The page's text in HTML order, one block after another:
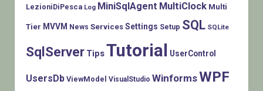
LezioniDiPesca Log MiniSqlAgent MultiClock Multi
Tier MVVM News Services Settings Setup SQL SQLite
SqlServer TipsTutorial UserControl
UsersDb ViewModel VisualStudio WinformsWPF